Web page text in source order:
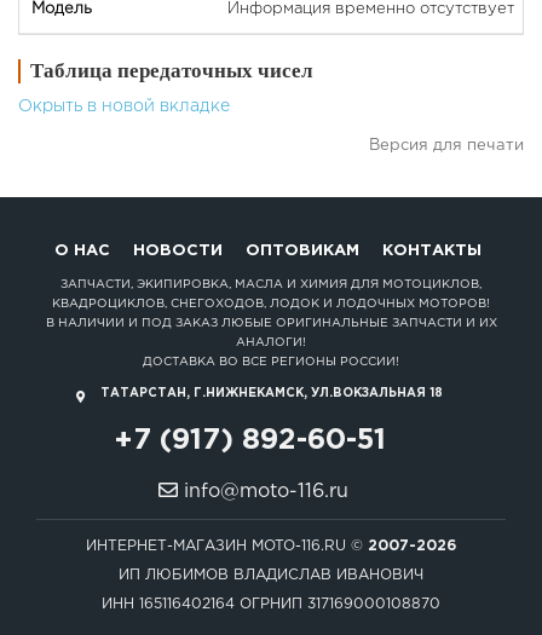
Информация временно отсутствует
Таблица передаточных чисел
Окрыть в новой вкладке
Версия для печати
О НАС НОВОСТИ ОПТОВИКАМ КОНТАКТЫ
ЗАПЧАСТИ, ЭКИПИРОВКА, МАСЛА И ХИМИЯ ДЛЯ МОТОЦИКЛОВ,
КВАДРОЦИКЛОВ, СНЕГОХОДОВ, ЛОДОК И ЛОДОЧНЫХ МОТОРОВ!
В НАЛИЧИИ И ПОД ЗАКАЗ ЛЮБЫЕ ОРИГИНАЛЬНЫЕ ЗАПЧАСТИ И ИХ
АНАЛОГИ!
ДОСТАВКА ВО ВСЕ РЕГИОНЫ РОССИИ!
ТАТАРСТАН, Г.НИЖНЕКАМСК, УЛ.ВОКЗАЛЬНАЯ 18
+7 (917) 892-60-51
info@moto-116.ru
ИНТЕРНЕТ-МАГАЗИН MOTO-116.RU © 2007-2026
ИП ЛЮБИМОВ ВЛАДИСЛАВ ИВАНОВИЧ
ИНН 165116402164 ОГРНИП 317169000108870